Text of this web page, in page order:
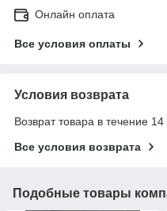
Онлайн оплата
Все условия оплаты
Условия возврата
Возврат товара в течение
Все условия возврата
Подобные товары